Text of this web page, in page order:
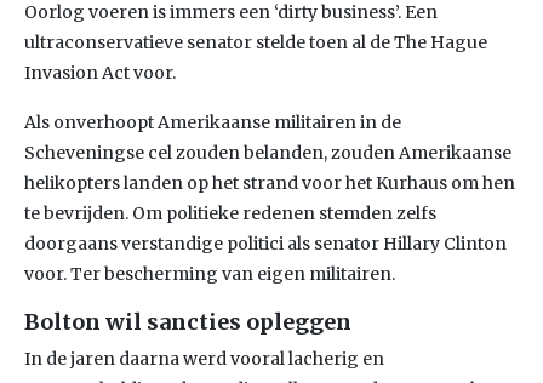
Oorlog voeren is immers een ‘dirty business’. Een
ultraconservatieve senator stelde toen al de The Hague
Invasion Act voor.
Als onverhoopt Amerikaanse militairen in de
Scheveningse cel zouden belanden, zouden Amerikaanse
helikopters landen op het strand voor het Kurhaus om hen
te bevrijden. Om politieke redenen stemden zelfs
doorgaans verstandige politici als senator Hillary Clinton
voor. Ter bescherming van eigen militairen.
Bolton wil sancties opleggen
In de jaren daarna werd vooral lacherig en